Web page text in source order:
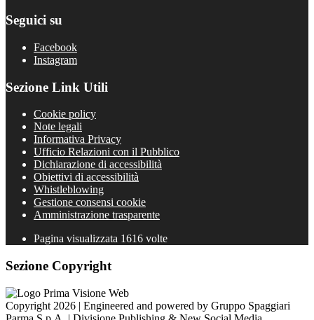
Seguici su
Facebook
Instagram
Sezione Link Utili
Cookie policy
Note legali
Informativa Privacy
Ufficio Relazioni con il Pubblico
Dichiarazione di accessibilità
Obiettivi di accessibilità
Whistleblowing
Gestione consensi cookie
Amministrazione trasparente
Pagina visualizzata 1616 volte
Sezione Copyright
Copyright 2026 | Engineered and powered by Gruppo Spaggiari